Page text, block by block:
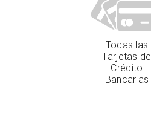
Todas las
Tarjetas de
Crédito
Bancarias